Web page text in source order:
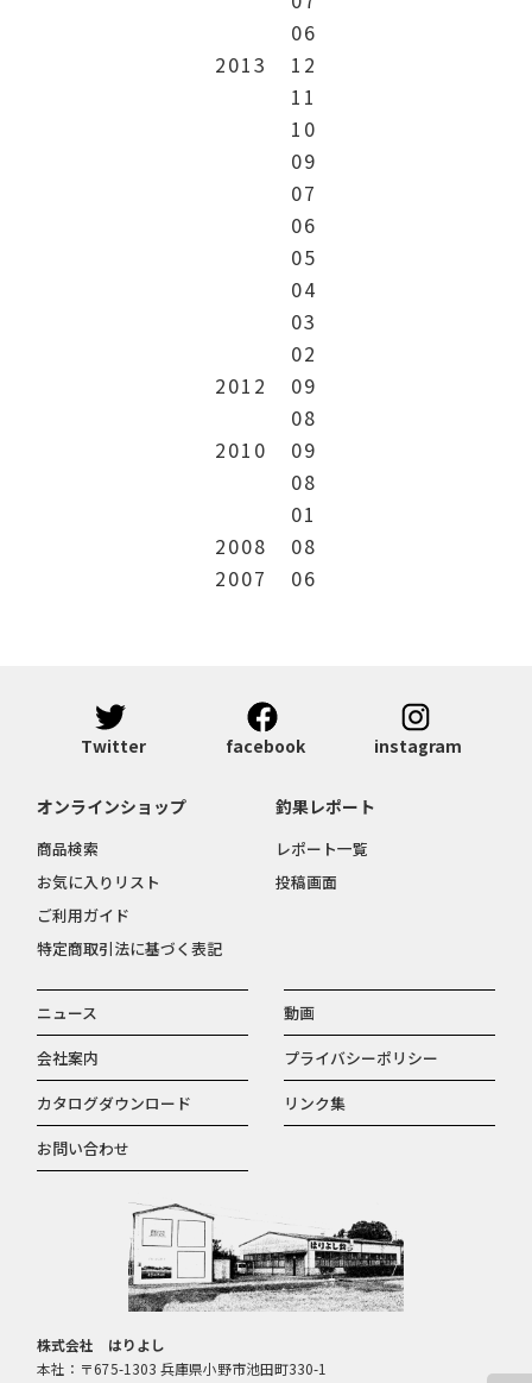
06
2013
12
11
10
09
07
06
05
04
03
02
2012
09
08
2010
09
08
01
2008
08
2007
06
Twitter facebook instagram
株式会社 はりよし
本社：〒675-1303 兵庫県小野市池田町330-1
ニュース
動画
会社案内
プライバシーポリシー
カタログダウンロード
リンク集
お問い合わせ
オンラインショップ
商品検索
お気に入りリスト
ご利用ガイド
特定商取引法に基づく表記
釣果レポート
レポート一覧
投稿画面